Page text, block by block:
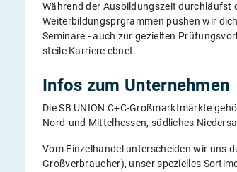
Während der Ausbildungszeit durchläufst
Weiterbildungsprgrammen pushen wir
Seminare - auch zur gezielten
steile Karriere ebnet.
Infos zum Unternehmen
Die SB UNION C+C-Großmarktmärkte
Nord-und Mittelhessen, südliches
Vom Einzelhandel unterscheiden wir uns
Großverbraucher), unser spezielles